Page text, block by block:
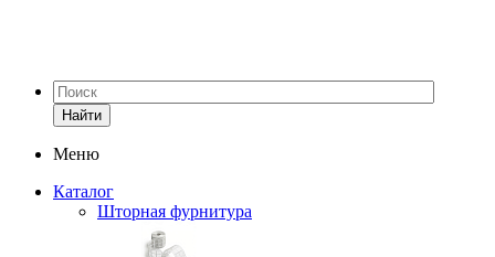
Найти
Меню
Каталог
Шторная фурнитура